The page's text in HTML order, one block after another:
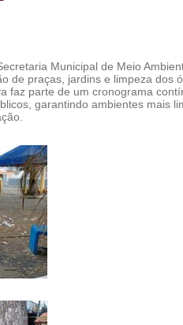
Municipal de Meio
de praças, jardins e limpeza dos
faz parte de um cronograma
garantindo ambientes mais